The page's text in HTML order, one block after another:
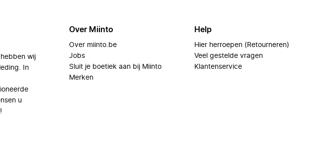
wij
In
u
Over Miinto
Over miinto.be
Jobs
Sluit je boetiek aan bij Miinto
Merken
Help
Hier herroepen (Retourneren)
Veel gestelde vragen
Klantenservice